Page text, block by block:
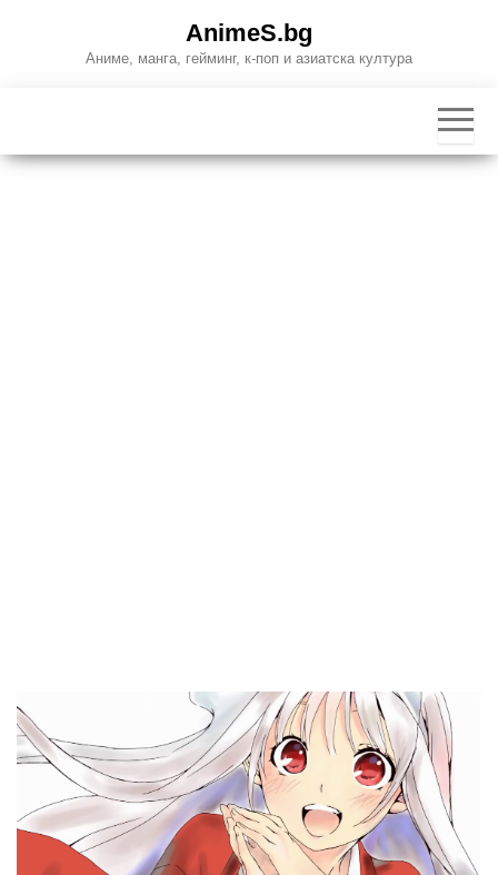
AnimeS.bg
Аниме, манга, гейминг, к-поп и азиатска култура